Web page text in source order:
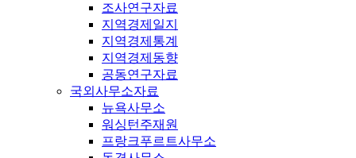
조사연구자료
지역경제일지
지역경제통계
지역경제동향
공동연구자료
국외사무소자료
뉴욕사무소
워싱턴주재원
프랑크푸르트사무소